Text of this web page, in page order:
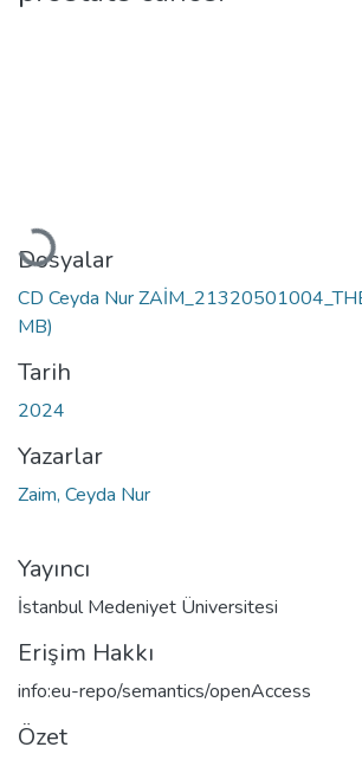
Yükleniyor...
Dosyalar
CD Ceyda Nur
MB)
Tarih
2024
Yazarlar
Zaim, Ceyda Nur
Yayıncı
İstanbul Medeniyet Üniversitesi
Erişim Hakkı
info:eu-repo/semantics/openAccess
Özet